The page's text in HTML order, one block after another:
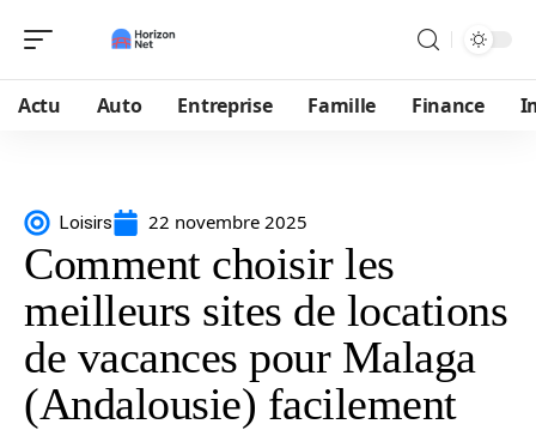
Actu Auto Entreprise Famille Finance
Loisirs 22 novembre 2025
Comment choisir les
meilleurs sites de locations
de vacances pour Malaga
(Andalousie) facilement